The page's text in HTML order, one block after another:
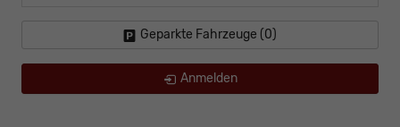
Geparkte Fahrzeuge (0)
Anmelden